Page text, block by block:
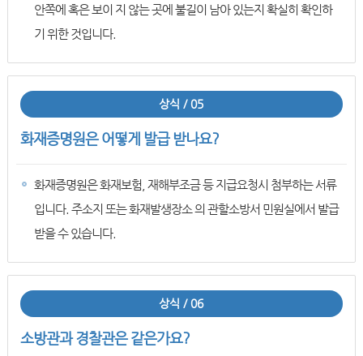
안쪽에 혹은 보이 지 않는 곳에 불길이 남아 있는지 확실히 확인하
기 위한 것입니다.
상식 / 05
화재증명원은 어떻게 발급 받나요?
화재증명원은 화재보험, 재해부조금 등 지급요청시 첨부하는 서류
입니다. 주소지 또는 화재발생장소 의 관할소방서 민원실에서 발급
받을 수 있습니다.
상식 / 06
소방관과 경찰관은 같은가요?